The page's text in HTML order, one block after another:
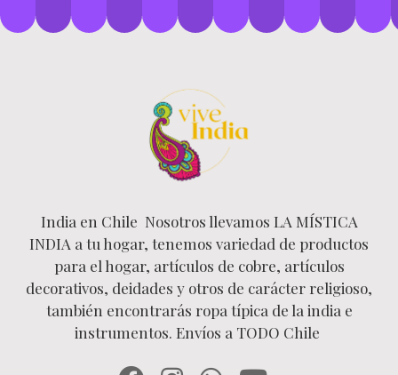
India en Chile Nosotros llevamos LA MÍSTICA
INDIA a tu hogar, tenemos variedad de productos
para el hogar, artículos de cobre, artículos
decorativos, deidades y otros de carácter religioso,
también encontrarás ropa típica de la india e
instrumentos. Envíos a TODO Chile